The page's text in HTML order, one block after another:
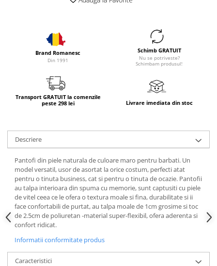
Brand Romanesc
Din 1991
Schimb GRATUIT
Nu se potriveste?
Schimbam produsul!
Transport GRATUIT la comenzile
peste 298 lei
Livrare imediata din stoc
Descriere
Pantofi din piele naturala de culoare maro pentru barbati. Un
model versatil, usor de asortat la orice costum, perfecti atat
pentru o tinuta business, cat si pentru o tinuta de ocazie. Pantofii
au talpa interioara din spuma cu memorie, sunt captusiti cu piele
de vitel ceea ce le ofera o textura moale si fina, durabilitate si ii
face confortabili de purtat, au talpa moale de 1cm grosime si toc
de 2.5cm de poliuretan -material super-flexibil, ofera aderenta si
confort ridicat.
Informatii conformitate produs
Caracteristici